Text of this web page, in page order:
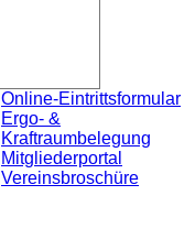
Online-Eintrittsformular
Ergo- &
Kraftraumbelegung
Mitgliederportal
Vereinsbroschüre